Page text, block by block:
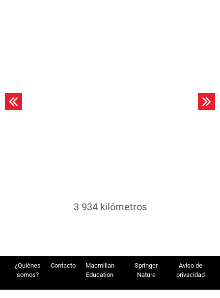
3 934 kilómetros
¿Quiénes
somos?
Contacto
Macmillan
Education
Springer
Nature
Aviso de
privacidad